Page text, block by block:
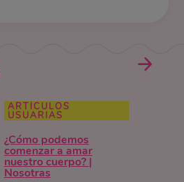
ARTÍCULOS
USUARIAS
¿Cómo podemos
comenzar a amar
nuestro cuerpo? |
Nosotras